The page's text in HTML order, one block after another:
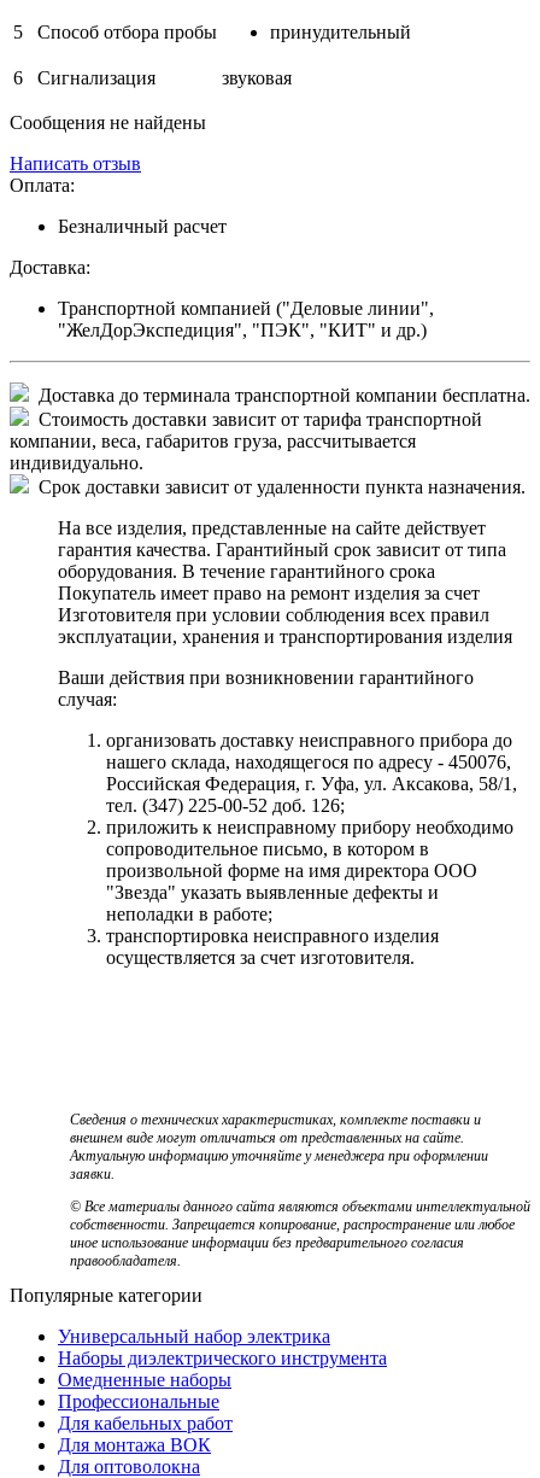
5 Способ отбора пробы принудительный
6 Сигнализация звуковая
Сообщения не найдены
Написать отзыв
Оплата:
Безналичный расчет
Доставка:
Транспортной компанией ("Деловые линии",
"ЖелДорЭкспедиция", "ПЭК", "КИТ" и др.)
Доставка до терминала транспортной компании бесплатна.
Стоимость доставки зависит от тарифа транспортной
компании, веса, габаритов груза, рассчитывается
индивидуально.
Срок доставки зависит от удаленности пункта назначения.
На все изделия, представленные на сайте действует
гарантия качества. Гарантийный срок зависит от типа
оборудования. В течение гарантийного срока
Покупатель имеет право на ремонт изделия за счет
Изготовителя при условии соблюдения всех правил
эксплуатации, хранения и транспортирования изделия
Ваши действия при возникновении гарантийного
случая:
организовать доставку неисправного прибора до
нашего склада, находящегося по адресу - 450076,
Российская Федерация, г. Уфа, ул. Аксакова, 58/1,
тел. (347) 225-00-52 доб. 126;
приложить к неисправному прибору необходимо
сопроводительное письмо, в котором в
произвольной форме на имя директора ООО
"Звезда" указать выявленные дефекты и
неполадки в работе;
транспортировка неисправного изделия
осуществляется за счет изготовителя.
Сведения о технических характеристиках, комплекте поставки и
внешнем виде могут отличаться от представленных на сайте.
Актуальную информацию уточняйте у менеджера при оформлении
заявки.
© Все материалы данного сайта являются объектами интеллектуальной
собственности. Запрещается копирование, распространение или любое
иное использование информации без предварительного согласия
правообладателя.
Популярные категории
Универсальный набор электрика
Наборы диэлектрического инструмента
Омедненные наборы
Профессиональные
Для кабельных работ
Для монтажа ВОК
Для оптоволокна